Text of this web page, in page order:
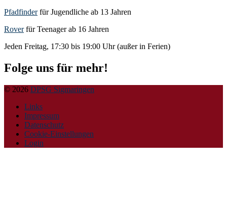
Pfadfinderfür Jugendliche ab 13 Jahren
Roverfür Teenager ab 16 Jahren
Jeden Freitag, 17:30 bis 19:00 Uhr (außer in Ferien)
Folge uns für mehr!
© 2026 DPSG Sigmaringen
Links
Impressum
Datenschutz
Cookie-Einstellungen
Login